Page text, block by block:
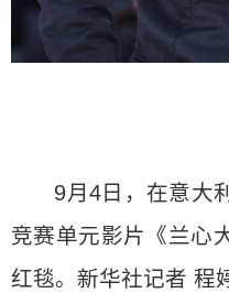
9月4日，在意大
竞赛单元影片《兰心
红毯。新华社记者 程